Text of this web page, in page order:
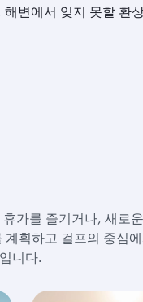
변에서 잊지 못할 환
가를 즐기거나, 새로운
계획하고 걸프의 중심
니다.